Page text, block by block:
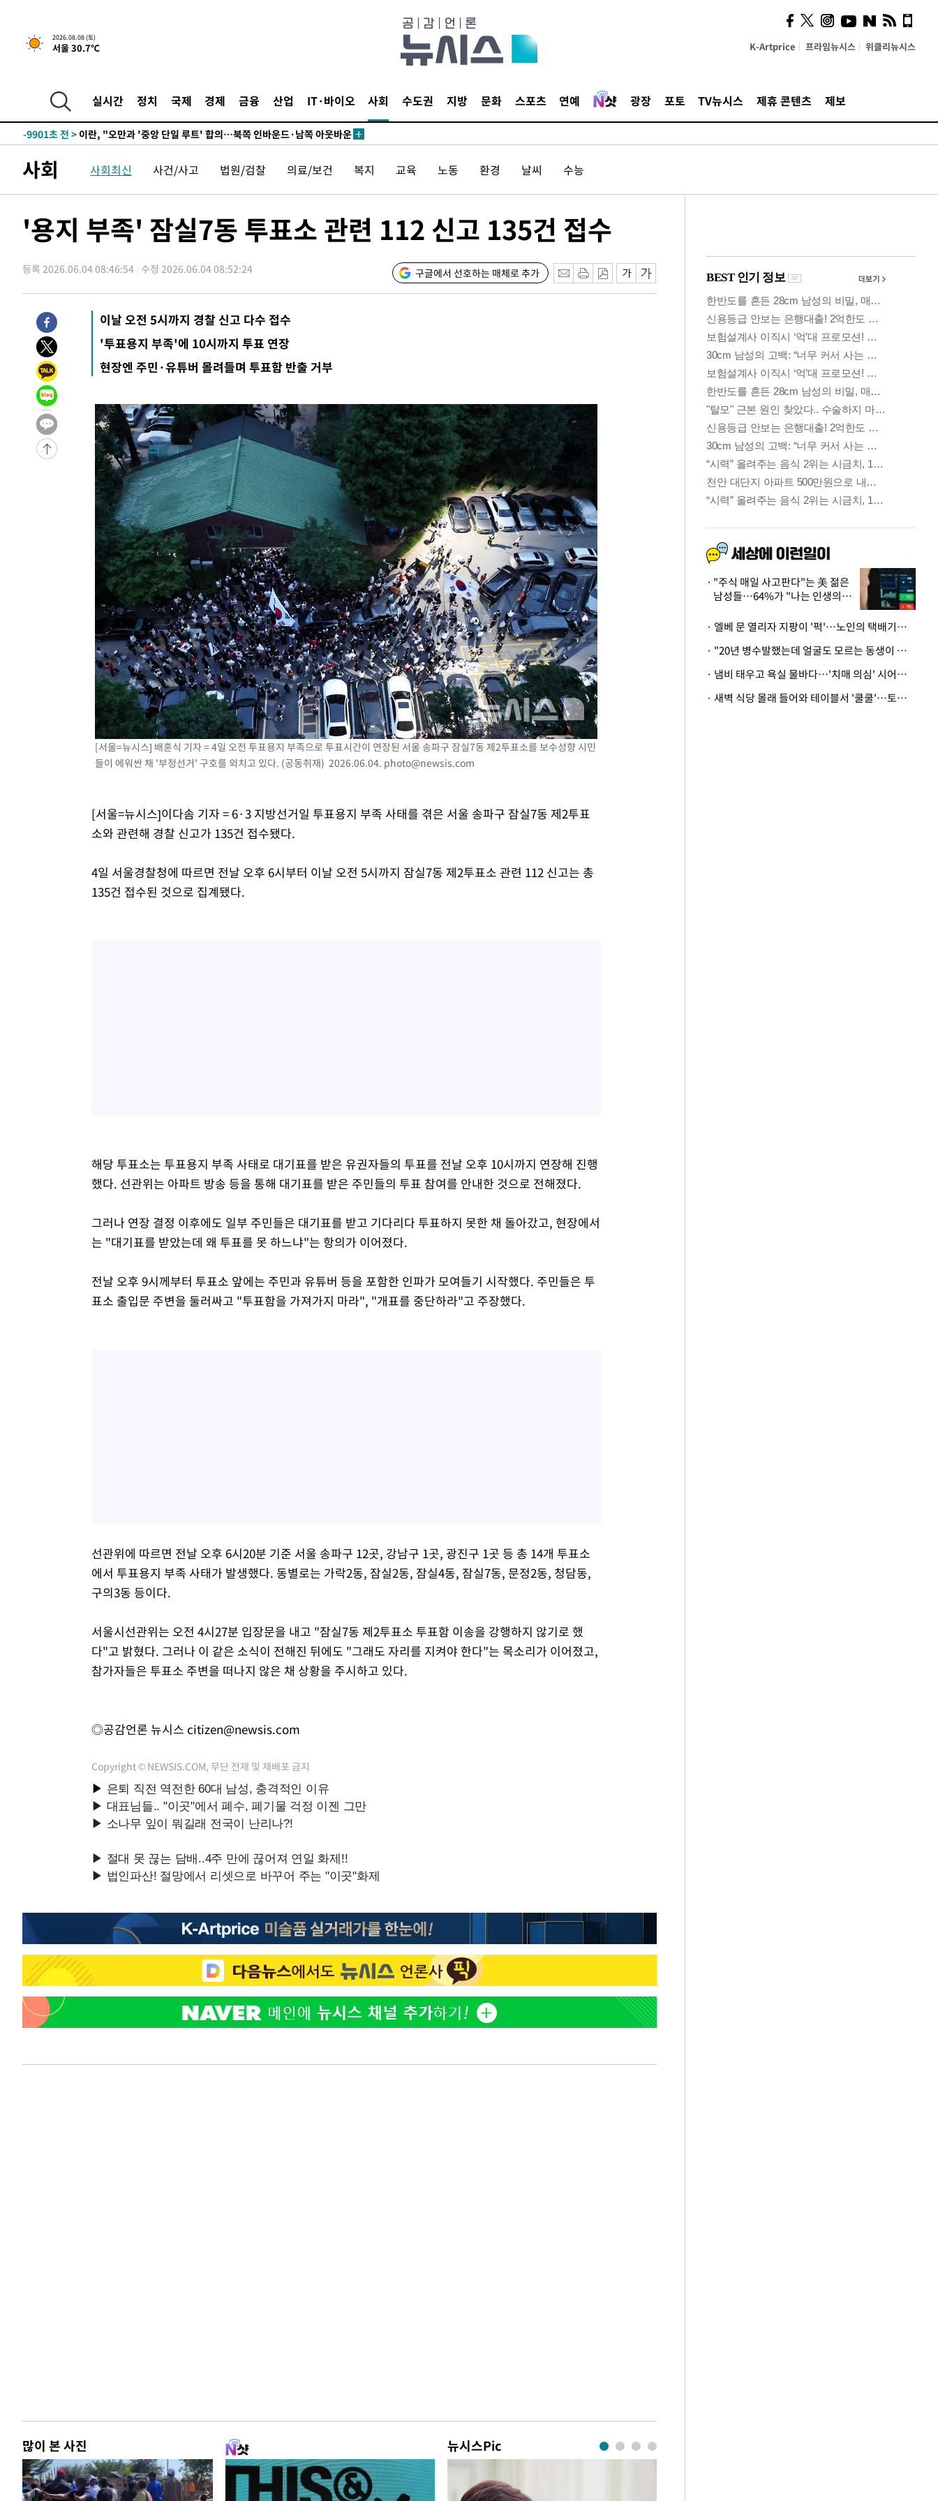
2026.08.08 (토)
서울 30.7℃ K-Artprice 프라임뉴시스 위클리뉴시스
실시간 정치 국제 경제 금융 산업 IT·바이오 사회 수도권 지방 문화 스포츠 연예 광장 포토 TV뉴시스 제휴 콘텐츠 제보
3시간 전 >[속보]규제합리화위원회 부위원장에 김태유 서울대 공대 교수…이병태
후임
-18366초 전 >이강인, 폭염 속 AT마드리드 첫 훈련…80명 식사 대접까지(종합)
하향수정 (2보)
-14953초 전 >
[속보] 미 사업체, 일자리 7월에 2.3만 개 줄어…실업률은 4.1%로
-10816초 전 >
실천"
-9901초 전 > 이란, "오만과 '중앙 단일 루트' 합의…북쪽 인바운드·남쪽 아웃바운
-1433초 전 >
[속보]이 대통령, '호우피해' 안동·의성 관할 4개 면 특별재난지역 선
-1396초 전 >[단독]중수청 지원 검사들, 정원 초과 시 낮은 계급 임용…희망지 못
38분 전 >SK하이닉스, 용인·청주 팹에 54조 투자…"AI 메모리 수요 선제 대응"
1시간 전 >외국인 심판 성 접대 7경기 들여다보니…한국 축구 '5승 2무'
1시간 전 >[속보]코스닥, 2.86포인트(0.36%) 내린 798.81마감
1시간 전 >
[속보]코스피, 6200선 약보합…0.60% 내린 6258.77에 마쳐
1시간 전 >
[속보]원·달러 환율, 7.7원 내린 1416.1원 마감
1시간 전 >
[속보] 노원서 40.1도 관측…서울, 2018년 이후 첫 40도
2시간 전 >
[속보]종합특검, '계엄 수용공간 확보' 신용해 前교정본부장 기소
2시간 전 >
2시간 전 >
11시간 압수수색에 성접대 파문까지…'쑥대밭' 된 축구협회
3시간 전 >
[속보]규제합리화위원회 부위원장에 김태유 서울대 공대 교수…이병태
후임
-18366초 전 >
이강인, 폭염 속 AT마드리드 첫 훈련…80명 식사 대접까지(종합)
미 사업체 일자리, 7월에 2.3만개 순감하고 그 전 2개월 10.3만개
[속보] 미 사업체, 일자리 7월에 2.3만 개 줄어…실업률은 4.1%로
[속보]이 대통령 "부동산 공급 기존 사고방식 매달리지 말고 과감히
이란, "오만과 '중앙 단일 루트' 합의…북쪽 인바운드·남쪽 아웃바운
"낮 기온 소폭 하락"…수도권 폭염중대경보, 폭염경보로 하향
[속보]이 대통령, '호우피해' 안동·의성 관할 4개 면 특별재난지역 선
[단독]중수청 지원 검사들, 정원 초과 시 낮은 계급 임용…희망지 못
낮 최고 37도 찜통더위…곳곳 소나기·강원 많은 비[내일날씨]
SK하이닉스, 용인·청주 팹에 54조 투자…"AI 메모리 수요 선제 대응"
여자배구 이재영·이다영 자매, 아제르바이잔 투란VC 입단
외국인 심판 성 접대 7경기 들여다보니…한국 축구 '5승 2무'
[속보]코스닥, 2.86포인트(0.36%) 내린 798.81마감
[속보]코스피, 6200선 약보합…0.60% 내린 6258.77에 마쳐
[속보]원·달러 환율, 7.7원 내린 1416.1원 마감
[속보] 노원서 40.1도 관측…서울, 2018년 이후 첫 40도
[속보]종합특검, '계엄 수용공간 확보' 신용해 前교정본부장 기소
[속보]규제합리화위원회 부위원장에 김태유 서울대 공대 교수…이병태
사회 사회최신 사건/사고 법원/검찰 의료/보건 복지 교육 노동 환경 날씨 수능
'용지 부족' 잠실7동 투표소 관련 112 신고 135건 접수
등록 2026.06.04 08:46:54 수정 2026.06.04 08:52:24 구글에서 선호하는 매체로 추가
이날 오전 5시까지 경찰 신고 다수 접수
'투표용지 부족'에 10시까지 투표 연장
현장엔 주민·유튜버 몰려들며 투표함 반출 거부
[서울=뉴시스] 배훈식 기자 = 4일 오전 투표용지 부족으로 투표시간이 연장된 서울 송파구 잠실7동 제2투표소를 보수성향 시민
들이 에워싼 채 '부정선거' 구호를 외치고 있다. (공동취재) 2026.06.04. photo@newsis.com
[서울=뉴시스]이다솜 기자 = 6·3 지방선거일 투표용지 부족 사태를 겪은 서울 송파구 잠실7동 제2투표
소와 관련해 경찰 신고가 135건 접수됐다.
4일 서울경찰청에 따르면 전날 오후 6시부터 이날 오전 5시까지 잠실7동 제2투표소 관련 112 신고는 총
135건 접수된 것으로 집계됐다.
해당 투표소는 투표용지 부족 사태로 대기표를 받은 유권자들의 투표를 전날 오후 10시까지 연장해 진행
했다. 선관위는 아파트 방송 등을 통해 대기표를 받은 주민들의 투표 참여를 안내한 것으로 전해졌다.
그러나 연장 결정 이후에도 일부 주민들은 대기표를 받고 기다리다 투표하지 못한 채 돌아갔고, 현장에서
는 "대기표를 받았는데 왜 투표를 못 하느냐"는 항의가 이어졌다.
전날 오후 9시께부터 투표소 앞에는 주민과 유튜버 등을 포함한 인파가 모여들기 시작했다. 주민들은 투
표소 출입문 주변을 둘러싸고 "투표함을 가져가지 마라", "개표를 중단하라"고 주장했다.
선관위에 따르면 전날 오후 6시20분 기준 서울 송파구 12곳, 강남구 1곳, 광진구 1곳 등 총 14개 투표소
에서 투표용지 부족 사태가 발생했다. 동별로는 가락2동, 잠실2동, 잠실4동, 잠실7동, 문정2동, 청담동,
구의3동 등이다.
서울시선관위는 오전 4시27분 입장문을 내고 "잠실7동 제2투표소 투표함 이송을 강행하지 않기로 했
다"고 밝혔다. 그러나 이 같은 소식이 전해진 뒤에도 "그래도 자리를 지켜야 한다"는 목소리가 이어졌고,
참가자들은 투표소 주변을 떠나지 않은 채 상황을 주시하고 있다.
◎공감언론 뉴시스 citizen@newsis.com
Copyright © NEWSIS.COM, 무단 전재 및 재배포 금지
많이 본 사진 뉴시스Pic
시, 스마트폰 액세서리에
NFC 더했다
"주식 매일 사고판다"는 美 젊은
남성들…64%가 "나는 인생의
· 엘베 문 열리자 지팡이 '퍽'…노인의 택배기사 폭행 이유
· "20년 병수발했는데 얼굴도 모르는 동생이 유산 절반을"…배다른 형제 상속권 있을까
· 냄비 태우고 욕실 물바다…'치매 의심' 시어머니 검사 권유했다가 '날벼락'
· 새벽 식당 몰래 들어와 테이블서 '쿨쿨'…토사물 남기고 사라진 남성